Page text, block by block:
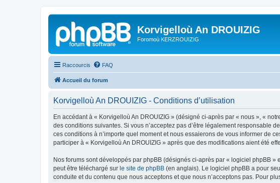
Korvigelloù An DROUIZIG
Foromoù KERZROUIZIG
Raccourcis FAQ
Accueil du forum
Korvigelloù An DROUIZIG - Conditions d’utilisation
En accédant à « Korvigelloù An DROUIZIG » (désigné ci-après par « nous », «
des conditions suivantes. Si vous n’acceptez pas d’être légalement responsable
ces conditions à n’importe quel moment et nous essaierons de vous informer de
participer à « Korvigelloù An DROUIZIG » après que des modifications aient été
Nos forums sont développés par phpBB (désignés ci-après par « logiciel phpBB
peut être téléchargé sur le site de phpBB (en anglais). Le logiciel phpBB a pour
conduite et du contenu que nous acceptons et que nous n’acceptons pas. Pour